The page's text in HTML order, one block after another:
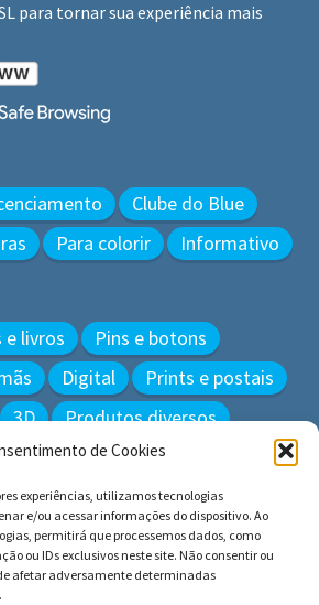
de Cookies
experiências, utilizamos tecnologias
e/ou acessar informações do dispositivo. Ao
permitirá que processemos dados, como
ou IDs exclusivos neste site. Não consentir ou
afetar adversamente determinadas
para tornar sua experiência mais
Clube do Blue
Para colorir Informativo
e livros
Pins e botons
Digital
Prints e postais
3D Produtos diversos